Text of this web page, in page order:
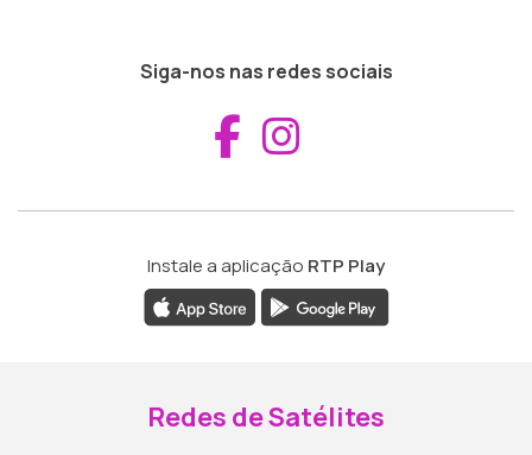
Siga-nos nas redes sociais
Aceder ao
Instale a aplicação RTP Play
Redes de Satélites